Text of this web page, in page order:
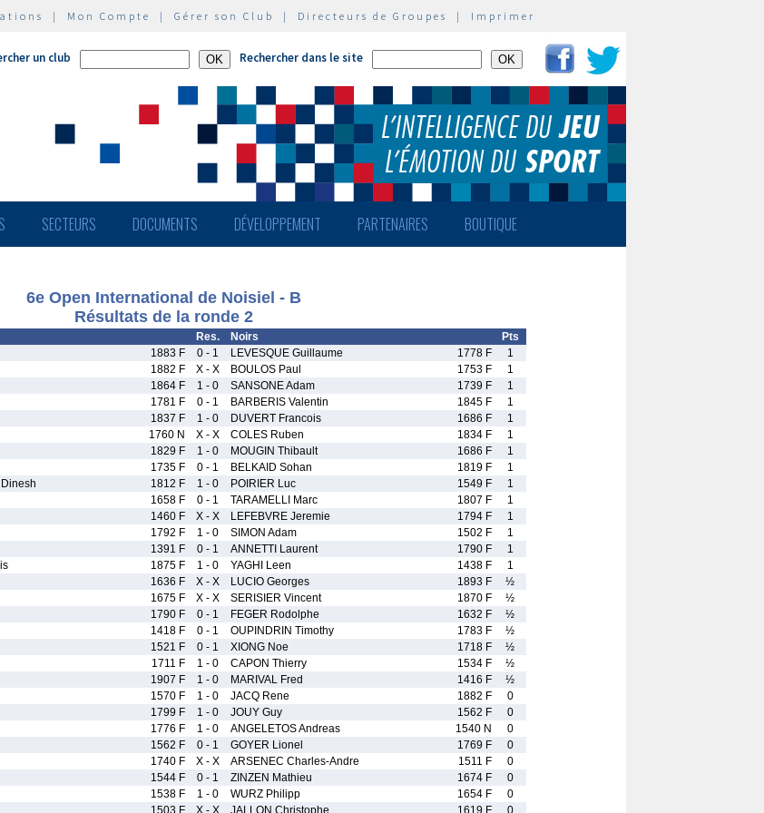
| Mon Compte | Gérer son Club | Directeurs de Groupes | Imprimer
un club Rechercher dans le site
SECTEURS DOCUMENTS DÉVELOPPEMENT PARTENAIRES BOUTIQUE
6e Open International de Noisiel - B
Résultats de la ronde 2
Res. Noirs
Pts
1883 F 0 - 1 LEVESQUE Guillaume 1778 F
1
1882 F X - X BOULOS Paul 1753 F
1
1864 F 1 - 0 SANSONE Adam 1739 F
1
1781 F 0 - 1 BARBERIS Valentin 1845 F
1
1837 F 1 - 0 DUVERT Francois 1686 F
1
1760 N X - X COLES Ruben 1834 F
1
1829 F 1 - 0 MOUGIN Thibault 1686 F
1
1735 F 0 - 1 BELKAID Sohan 1819 F
1
1812 F 1 - 0 POIRIER Luc 1549 F
1
1658 F 0 - 1 TARAMELLI Marc 1807 F
1
1460 F X - X LEFEBVRE Jeremie 1794 F
1
1792 F 1 - 0 SIMON Adam 1502 F
1
1391 F 0 - 1 ANNETTI Laurent 1790 F
1
1875 F 1 - 0 YAGHI Leen 1438 F
1
1636 F X - X LUCIO Georges 1893 F
½
1675 F X - X SERISIER Vincent 1870 F
½
1790 F 0 - 1 FEGER Rodolphe 1632 F
½
1418 F 0 - 1 OUPINDRIN Timothy 1783 F
½
1521 F 0 - 1 XIONG Noe 1718 F
½
1711 F 1 - 0 CAPON Thierry 1534 F
½
1907 F 1 - 0 MARIVAL Fred 1416 F
½
1570 F 1 - 0 JACQ Rene 1882 F
0
1799 F 1 - 0 JOUY Guy 1562 F
0
1776 F 1 - 0 ANGELETOS Andreas 1540 N
0
1562 F 0 - 1 GOYER Lionel 1769 F
0
1740 F X - X ARSENEC Charles-Andre 1511 F
0
1544 F 0 - 1 ZINZEN Mathieu 1674 F
0
1538 F 1 - 0 WURZ Philipp 1654 F
0
1503 F X - X JALLON Christophe 1619 F 0